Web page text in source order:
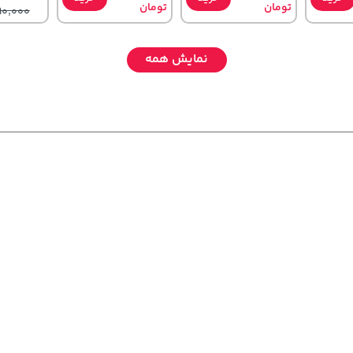
تومان
تومان
نمایش همه